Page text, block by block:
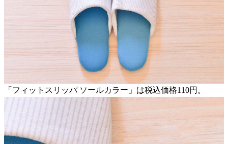
「フィットスリッパ ソールカラー」は税込価格110円。